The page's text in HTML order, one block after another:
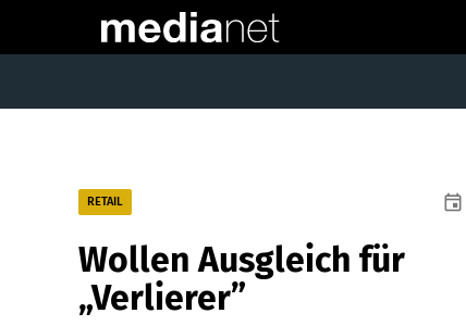
RETAIL event
Wollen Ausgleich für
„Verlierer”